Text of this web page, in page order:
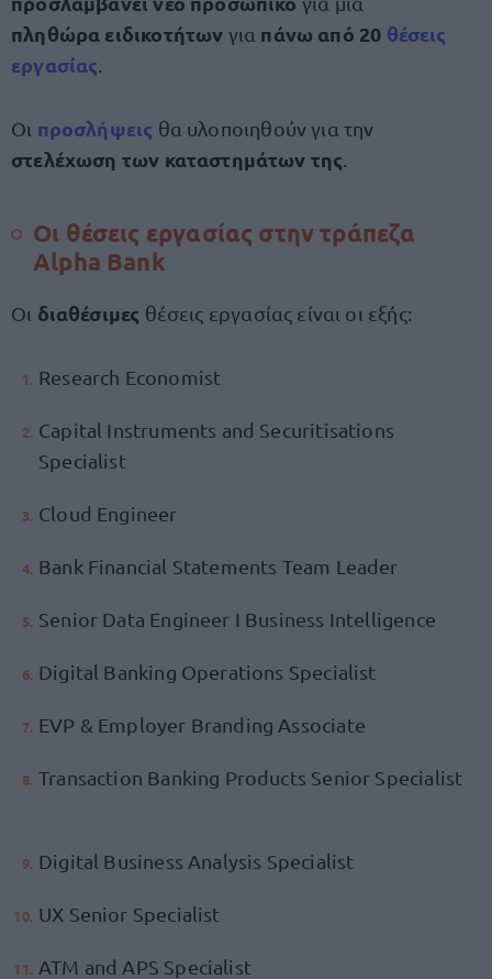
πληθώρα ειδικοτήτων για πάνω από 20 θέσεις
εργασίας
Οι προσλήψεις θα υλοποιηθούν για την
στελέχωση των καταστημάτων της
Οι θέσεις εργασίας στην τράπεζα
Alpha Bank
Οι διαθέσιμες θέσεις εργασίας είναι οι εξής:
Research Economist
Capital Instruments and Securitisations
Specialist
Cloud Engineer
Bank Financial Statements Team Leader
Senior Data Engineer Ι Business Intelligence
Digital Banking Operations Specialist
EVP & Employer Branding Associate
Transaction Banking Products Senior Specialist
Digital Business Analysis Specialist
UX Senior Specialist
ATM and APS Specialist